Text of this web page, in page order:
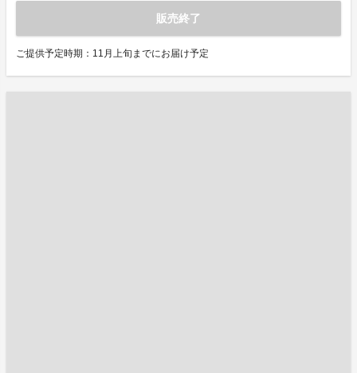
販売終了
ご提供予定時期：11月上旬までにお届け予定